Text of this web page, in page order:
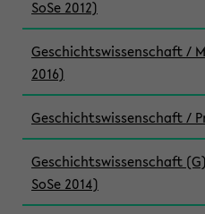
SoSe 2012)
Geschichtswissenschaft /
2016)
Geschichtswissenschaft /
Geschichtswissenschaft
SoSe 2014)